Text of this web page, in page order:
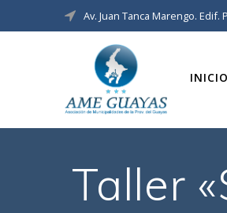
Av. Juan Tanca Marengo.
INICIO
Taller